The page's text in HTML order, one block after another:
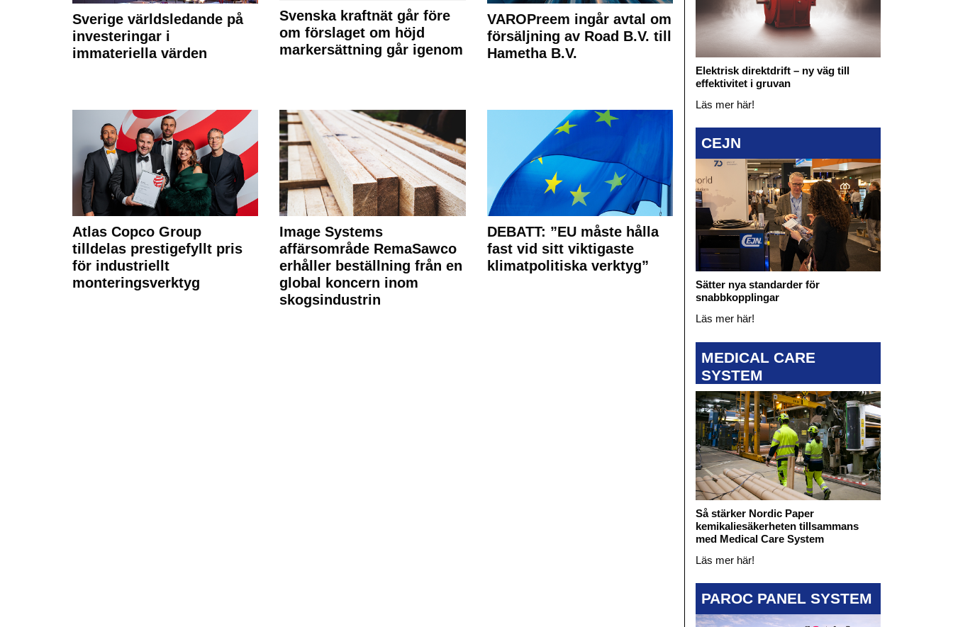
Sverige världsledande på
investeringar i
immateriella värden
Svenska kraftnät går före
om förslaget om höjd
markersättning går igenom
VAROPreem ingår avtal om
försäljning av Road B.V. till
Hametha B.V.
Atlas Copco Group
tilldelas prestigefyllt pris
för industriellt
monteringsverktyg
Image Systems
affärsområde RemaSawco
erhåller beställning från en
global koncern inom
skogsindustrin
DEBATT: ”EU måste hålla
fast vid sitt viktigaste
klimatpolitiska verktyg”
Elektrisk direktdrift – ny väg till
effektivitet i gruvan
Läs mer här!
CEJN
Sätter nya standarder för
snabbkopplingar
Läs mer här!
MEDICAL CARE
SYSTEM
Så stärker Nordic Paper
kemikaliesäkerheten tillsammans
med Medical Care System
Läs mer här!
PAROC PANEL SYSTEM